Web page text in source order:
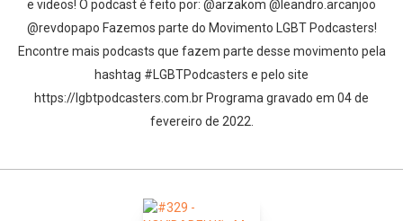
e videos! O podcast é feito por: @arzakom @leandro.arcanjoo
@revdopapo Fazemos parte do Movimento LGBT Podcasters!
Encontre mais podcasts que fazem parte desse movimento pela
hashtag #LGBTPodcasters e pelo site
https://lgbtpodcasters.com.br Programa gravado em 04 de
fevereiro de 2022.